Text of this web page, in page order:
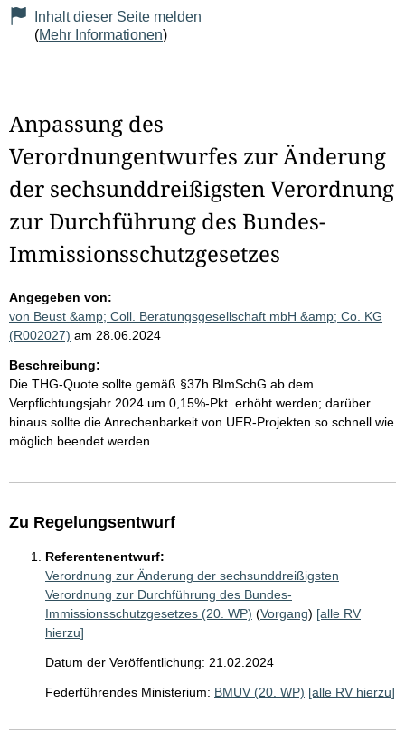
Inhalt dieser Seite melden
(Mehr Informationen)
Anpassung des
Verordnungentwurfes zur Änderung
der sechsunddreißigsten Verordnung
zur Durchführung des Bundes-
Immissionsschutzgesetzes
Angegeben von:
von Beust &amp; Coll. Beratungsgesellschaft mbH &amp; Co. KG
(R002027) am 28.06.2024
Beschreibung:
Die THG-Quote sollte gemäß §37h BImSchG ab dem
Verpflichtungsjahr 2024 um 0,15%-Pkt. erhöht werden; darüber
hinaus sollte die Anrechenbarkeit von UER-Projekten so schnell wie
möglich beendet werden.
Zu Regelungsentwurf
Referentenentwurf:
Verordnung zur Änderung der sechsunddreißigsten
Verordnung zur Durchführung des Bundes-
Immissionsschutzgesetzes (20. WP) (Vorgang) [alle RV
hierzu]
Datum der Veröffentlichung: 21.02.2024
Federführendes Ministerium: BMUV (20. WP) [alle RV hierzu]